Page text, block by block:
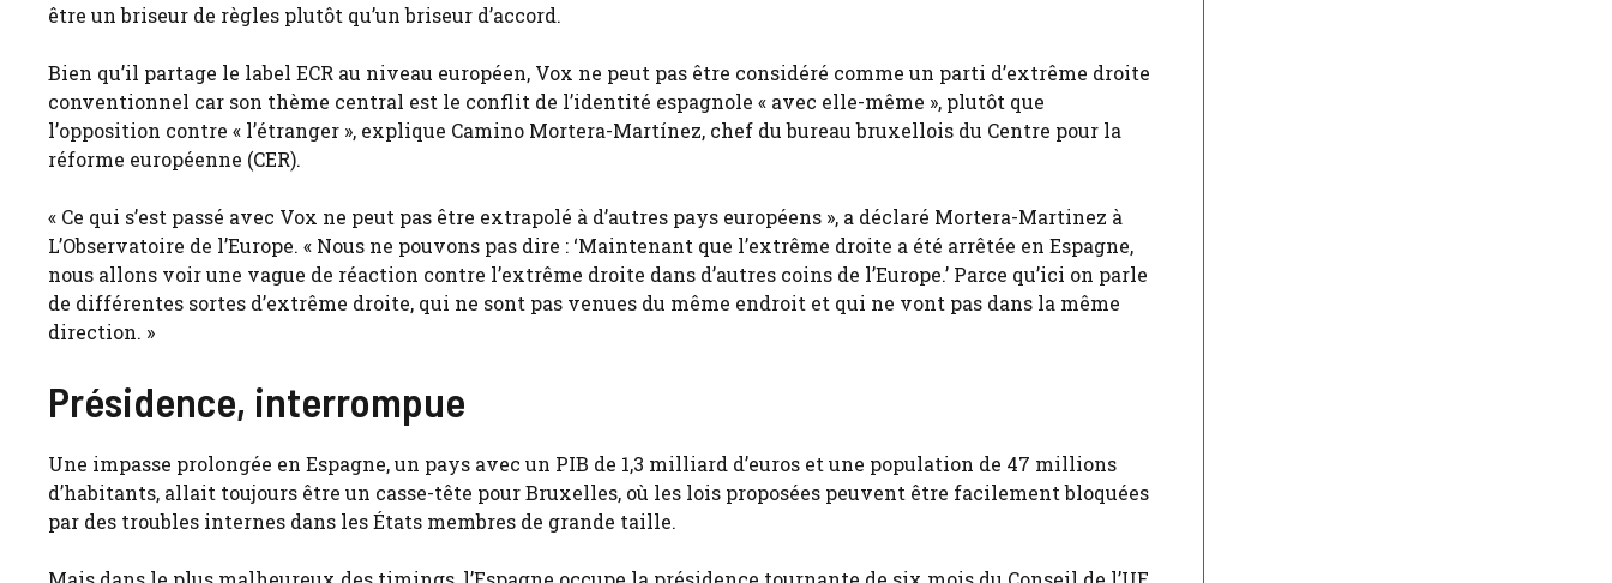
être un briseur de règles plutôt qu’un briseur d’accord.
Bien qu’il partage le label ECR au niveau européen, Vox ne peut pas être considéré comme un parti d’extrême droite
conventionnel car son thème central est le conflit de l’identité espagnole « avec elle-même », plutôt que
l’opposition contre « l’étranger », explique Camino Mortera-Martínez, chef du bureau bruxellois du Centre pour la
réforme européenne (CER).
« Ce qui s’est passé avec Vox ne peut pas être extrapolé à d’autres pays européens », a déclaré Mortera-Martinez à
L’Observatoire de l’Europe. « Nous ne pouvons pas dire : ‘Maintenant que l’extrême droite a été arrêtée en Espagne,
nous allons voir une vague de réaction contre l’extrême droite dans d’autres coins de l’Europe.’ Parce qu’ici on parle
de différentes sortes d’extrême droite, qui ne sont pas venues du même endroit et qui ne vont pas dans la même
direction. »
Présidence, interrompue
Une impasse prolongée en Espagne, un pays avec un PIB de 1,3 milliard d’euros et une population de 47 millions
d’habitants, allait toujours être un casse-tête pour Bruxelles, où les lois proposées peuvent être facilement bloquées
par des troubles internes dans les États membres de grande taille.